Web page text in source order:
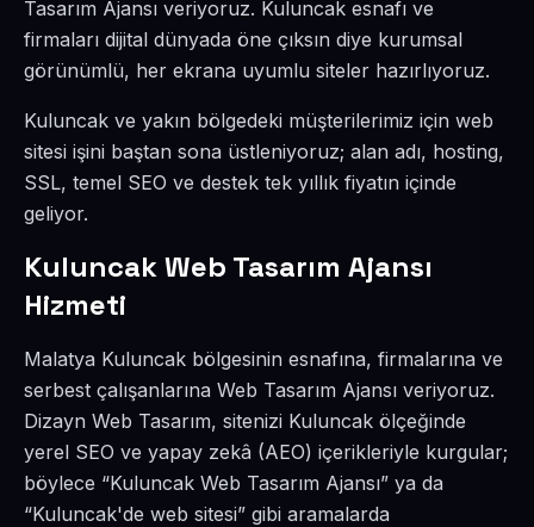
Tasarım Ajansı veriyoruz. Kuluncak esnafı ve
firmaları dijital dünyada öne çıksın diye kurumsal
görünümlü, her ekrana uyumlu siteler hazırlıyoruz.
Kuluncak ve yakın bölgedeki müşterilerimiz için web
sitesi işini baştan sona üstleniyoruz; alan adı, hosting,
SSL, temel SEO ve destek tek yıllık fiyatın içinde
geliyor.
Kuluncak Web Tasarım Ajansı
Hizmeti
Malatya Kuluncak bölgesinin esnafına, firmalarına ve
serbest çalışanlarına Web Tasarım Ajansı veriyoruz.
Dizayn Web Tasarım, sitenizi Kuluncak ölçeğinde
yerel SEO ve yapay zekâ (AEO) içerikleriyle kurgular;
böylece “Kuluncak Web Tasarım Ajansı” ya da
“Kuluncak'de web sitesi” gibi aramalarda